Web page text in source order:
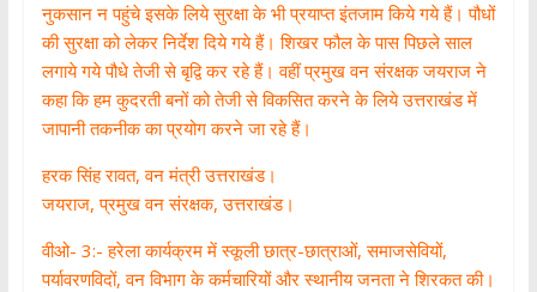
नुकसान न पहुंचे इसके लिये सुरक्षा के भी प्रयाप्त इंतजाम किये गये हैं। पौधों
की सुरक्षा को लेकर निर्देश दिये गये हैं। शिखर फौल के पास पिछले साल
लगाये गये पौधे तेजी से बृद्वि कर रहे हैं। वहीं प्रमुख वन संरक्षक जयराज ने
कहा कि हम कुदरती बनों को तेजी से विकसित करने के लिये उत्तराखंड में
जापानी तकनीक का प्रयोग करने जा रहे हैं।
हरक सिंह रावत, वन मंत्री उत्तराखंड।
जयराज, प्रमुख वन संरक्षक, उत्तराखंड।
वीओ- 3:- हरेला कार्यक्रम में स्कूली छात्र-छात्राओं, समाजसेवियों,
पर्यावरणविदों, वन विभाग के कर्मचारियों और स्थानीय जनता ने शिरकत की।